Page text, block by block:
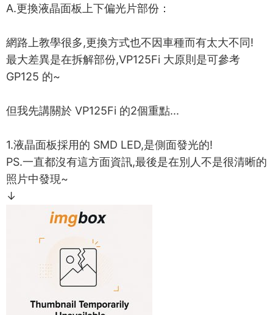
A.更換液晶面板上下偏光片部份：
網路上教學很多,更換方式也不因車種而有太大不同!
最大差異是在拆解部份,VP125Fi 大原則是可參考
GP125 的~
但我先講關於 VP125Fi 的2個重點...
1.液晶面板採用的 SMD LED,是側面發光的!
PS.一直都沒有這方面資訊,最後是在別人不是很清晰的
照片中發現~
↓